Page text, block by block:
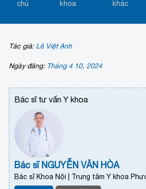
chủ
khoa
khác
Tác giả: Lê Việt Ạnh
Ngày đăng: Tháng 4 10, 2024
Bác sĩ tư vấn Y khoa
Bác sĩ NGUYỄN VĂN HÒA
Bác sĩ Khoa Nội | Trung tâm Y khoa